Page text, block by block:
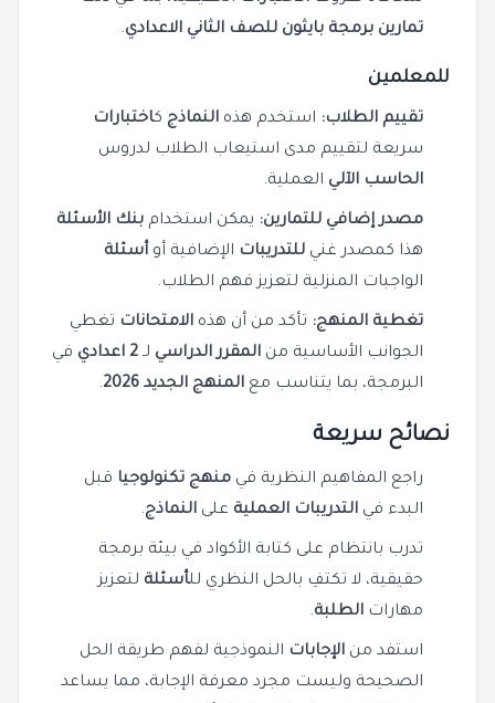
تمارين برمجة بايثون للصف الثاني الاعدادي.
للمعلمين
تقييم الطلاب: استخدم هذه النماذج كاختبارات
سريعة لتقييم مدى استيعاب الطلاب لدروس
الحاسب الآلي العملية.
مصدر إضافي للتمارين: يمكن استخدام بنك الأسئلة
هذا كمصدر غني للتدريبات الإضافية أو أسئلة
الواجبات المنزلية لتعزيز فهم الطلاب.
تغطية المنهج: تأكد من أن هذه الامتحانات تغطي
الجوانب الأساسية من المقرر الدراسي لـ 2 اعدادي
في
البرمجة، بما يتناسب مع المنهج الجديد 2026 .
نصائح سريعة
راجع المفاهيم النظرية في منهج تكنولوجيا قبل
البدء في التدريبات العملية على النماذج.
تدرب بانتظام على كتابة الأكواد في بيئة برمجة
حقيقية، لا تكتفِ بالحل النظري للأسئلة لتعزيز
مهارات الطلبة.
استفد من الإجابات النموذجية لفهم طريقة الحل
الصحيحة وليست مجرد معرفة الإجابة، مما يساعد